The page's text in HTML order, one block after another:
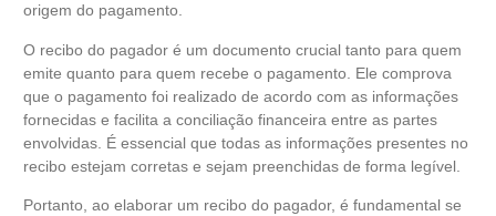
origem do pagamento.
O recibo do pagador é um documento crucial tanto para quem
emite quanto para quem recebe o pagamento. Ele comprova
que o pagamento foi realizado de acordo com as informações
fornecidas e facilita a conciliação financeira entre as partes
envolvidas. É essencial que todas as informações presentes no
recibo estejam corretas e sejam preenchidas de forma legível.
Portanto, ao elaborar um recibo do pagador, é fundamental se